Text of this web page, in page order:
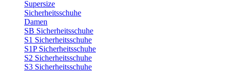
Supersize
Sicherheitsschuhe
Damen
SB Sicherheitsschuhe
S1 Sicherheitsschuhe
S1P Sicherheitsschuhe
S2 Sicherheitsschuhe
S3 Sicherheitsschuhe